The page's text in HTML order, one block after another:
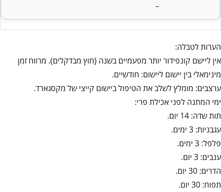
–
הערות לטבלה:
אין ליישם קונפידור יותר מפעמיים בשנה (חוץ מבדקלים). מרווח זמן
מינימאלי בין יישום ליישום: חודשיים.
ערצבים: מומלץ לשלב את הטיפול ביישום קייצי של מקסגארד.
ימי המתנה לפני אכילת פרי:
תות שדה: 14 יום.
עגבניות: 3 ימים.
פלפל: 3 ימים.
ענבים: 3 יום.
הדרים: 30 יום.
תפוח: 30 יום.